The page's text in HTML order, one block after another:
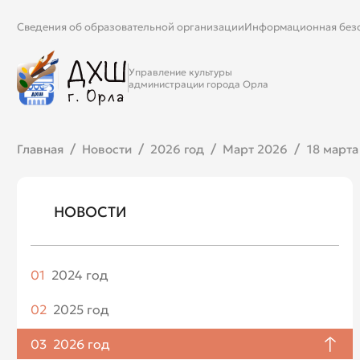
Сведения об образовательной организацииИнформационная
Управление культуры
администрации города Орла
Главная Новости 2026 год Март 2026 18
НОВОСТИ
01 2024 год
Апрель
Май
Июнь
02 2025 год
Январь
03 2026 год